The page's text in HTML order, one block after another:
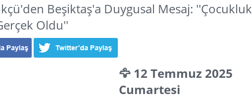
Beşiktaş'a Duygusal Mesaj: ''Çocukluk
Oldu''
🦅 12 Temmuz 2025
Cumartesi